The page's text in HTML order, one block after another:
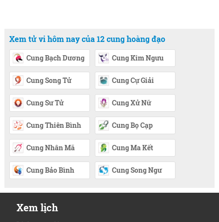
Xem tử vi hôm nay của 12 cung hoàng đạo
Cung Bạch Dương Cung Kim Ngưu
Cung Song Tử Cung Cự Giải
Cung Sư Tử Cung Xử Nữ
Cung Thiên Bình Cung Bọ Cạp
Cung Nhân Mã Cung Ma Kết
Cung Bảo Bình Cung Song Ngư
Xem lịch